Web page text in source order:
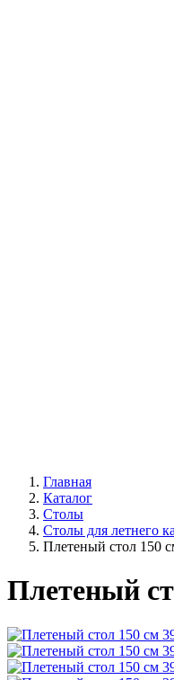
Главная
Каталог
Столы
Столы для летнего
Плетеный стол 150
Плетеный